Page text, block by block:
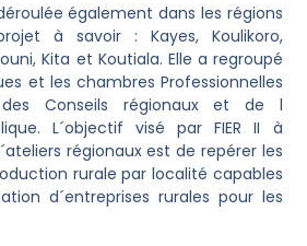
également dans les régions
à savoir : Kayes, Koulikoro,
Kita et Koutiala. Elle a regroupé
et les chambres Professionnelles
Conseils régionaux et de l
L´objectif visé par FIER II à
régionaux est de repérer les
rurale par localité capables
d´entreprises rurales pour les